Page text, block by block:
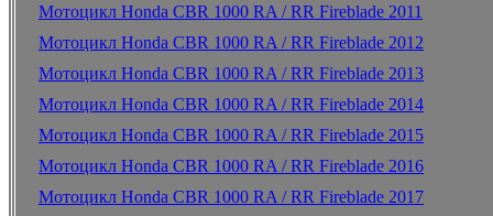
Мотоцикл Honda CBR 1000 RA / RR Fireblade 2011
Мотоцикл Honda CBR 1000 RA / RR Fireblade 2012
Мотоцикл Honda CBR 1000 RA / RR Fireblade 2013
Мотоцикл Honda CBR 1000 RA / RR Fireblade 2014
Мотоцикл Honda CBR 1000 RA / RR Fireblade 2015
Мотоцикл Honda CBR 1000 RA / RR Fireblade 2016
Мотоцикл Honda CBR 1000 RA / RR Fireblade 2017